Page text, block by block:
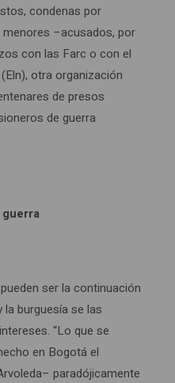
condenas por
menores –acusados, por
con las Farc o con el
otra organización
de presos
de guerra
ser la continuación
burguesía se las
“Lo que se
en Bogotá el
paradójicamente